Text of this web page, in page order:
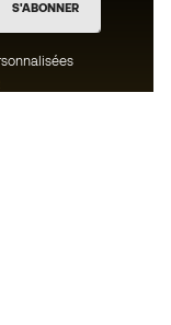
S'ABONNER